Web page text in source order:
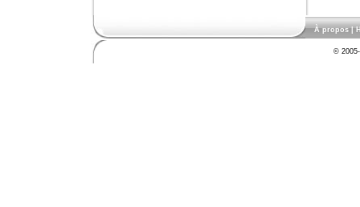
À propos|
©